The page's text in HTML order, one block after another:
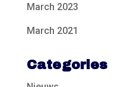
March 2023
March 2021
Categories